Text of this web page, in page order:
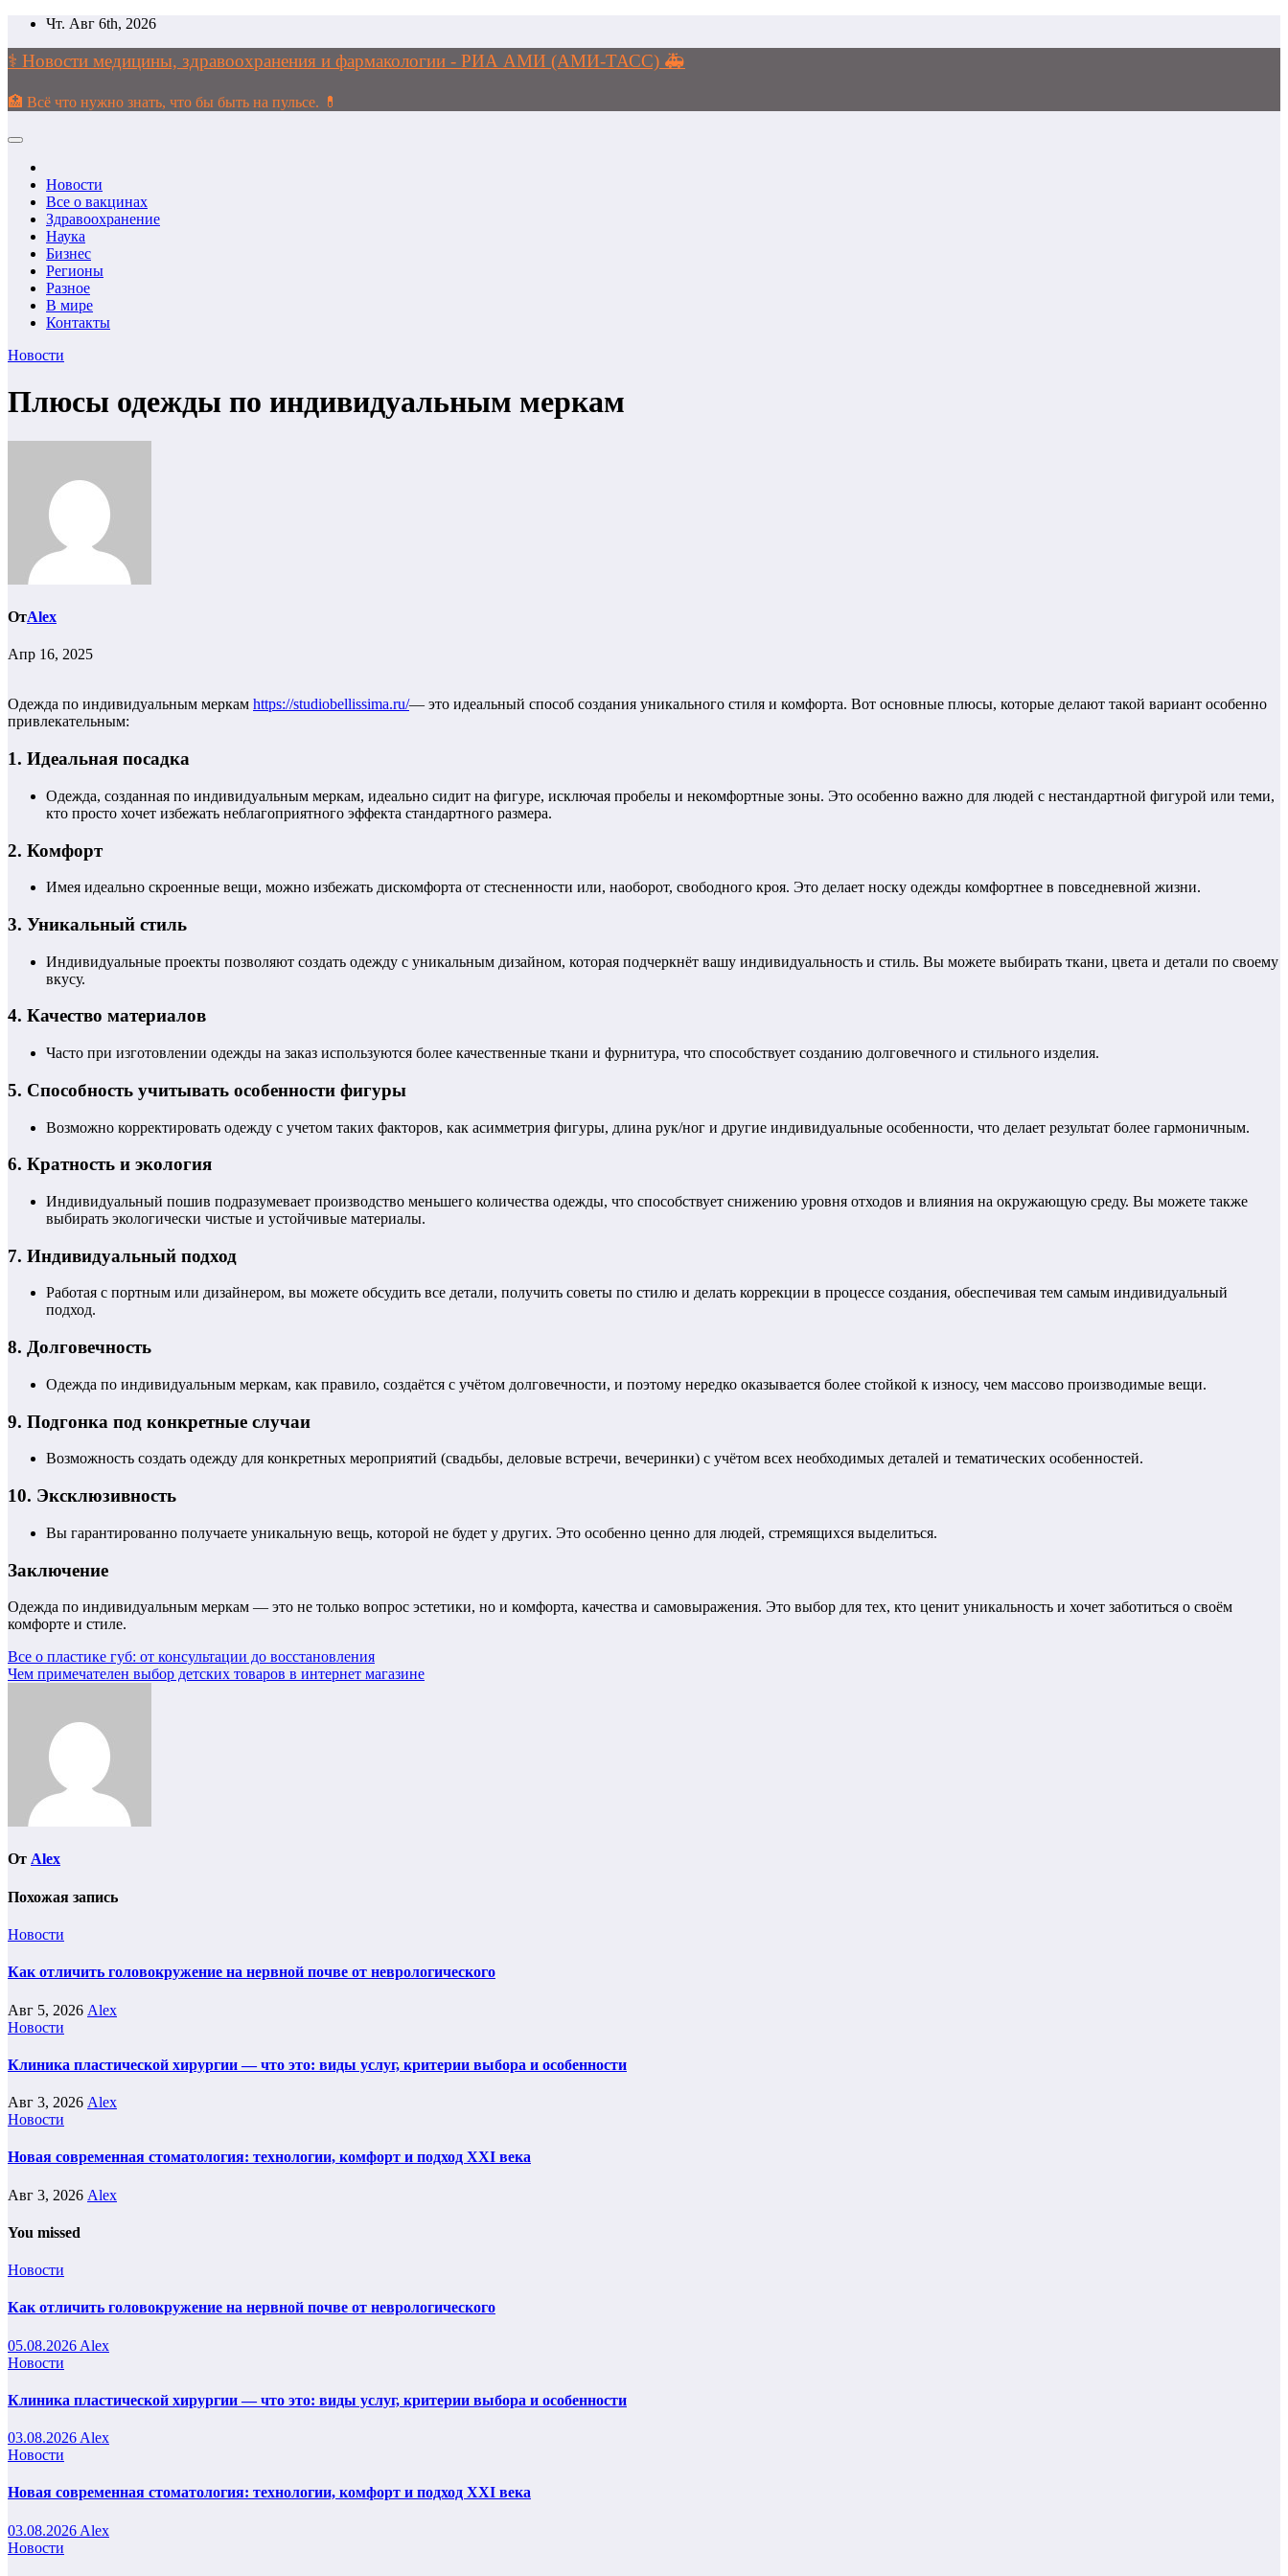
Перейти
содержимому
Чт. Авг 6th, 2026
⚕️ Новости медицины, здравоохранения и фармакологии - РИА АМИ (АМИ-ТАСС) 🚑
🏥 Всё что нужно знать, что бы быть на пульсе. 💊
Новости
Все о вакцинах
Здравоохранение
Наука
Бизнес
Регионы
Разное
В мире
Контакты
Новости
Плюсы одежды по индивидуальным меркам
ОтAlex
Апр 16, 2025
Одежда по индивидуальным меркам https://studiobellissima.ru/— это идеальный способ создания уникального стиля и комфорта. Вот основные плюсы, которые делают такой вариант особенно
привлекательным:
1. Идеальная посадка
Одежда, созданная по индивидуальным меркам, идеально сидит на фигуре, исключая пробелы и некомфортные зоны. Это особенно важно для людей с нестандартной фигурой или теми,
кто просто хочет избежать неблагоприятного эффекта стандартного размера.
2. Комфорт
Имея идеально скроенные вещи, можно избежать дискомфорта от стесненности или, наоборот, свободного кроя. Это делает носку одежды комфортнее в повседневной жизни.
3. Уникальный стиль
Индивидуальные проекты позволяют создать одежду с уникальным дизайном, которая подчеркнёт вашу индивидуальность и стиль. Вы можете выбирать ткани, цвета и детали по своему
вкусу.
4. Качество материалов
Часто при изготовлении одежды на заказ используются более качественные ткани и фурнитура, что способствует созданию долговечного и стильного изделия.
5. Способность учитывать особенности фигуры
Возможно корректировать одежду с учетом таких факторов, как асимметрия фигуры, длина рук/ног и другие индивидуальные особенности, что делает результат более гармоничным.
6. Кратность и экология
Индивидуальный пошив подразумевает производство меньшего количества одежды, что способствует снижению уровня отходов и влияния на окружающую среду. Вы можете также
выбирать экологически чистые и устойчивые материалы.
7. Индивидуальный подход
Работая с портным или дизайнером, вы можете обсудить все детали, получить советы по стилю и делать коррекции в процессе создания, обеспечивая тем самым индивидуальный
подход.
8. Долговечность
Одежда по индивидуальным меркам, как правило, создаётся с учётом долговечности, и поэтому нередко оказывается более стойкой к износу, чем массово производимые вещи.
9. Подгонка под конкретные случаи
Возможность создать одежду для конкретных мероприятий (свадьбы, деловые встречи, вечеринки) с учётом всех необходимых деталей и тематических особенностей.
10. Эксклюзивность
Вы гарантированно получаете уникальную вещь, которой не будет у других. Это особенно ценно для людей, стремящихся выделиться.
Заключение
Одежда по индивидуальным меркам — это не только вопрос эстетики, но и комфорта, качества и самовыражения. Это выбор для тех, кто ценит уникальность и хочет заботиться о своём
комфорте и стиле.
Навигация
по
Все о пластике губ: от консультации до восстановления
Чем примечателен выбор детских товаров в интернет магазине
От Alex
Похожая запись
Новости
Как отличить головокружение на нервной почве от неврологического
Авг 5, 2026 Alex
Новости
Клиника пластической хирургии — что это: виды услуг, критерии выбора и особенности
Авг 3, 2026 Alex
Новости
Новая современная стоматология: технологии, комфорт и подход XXI века
Авг 3, 2026 Alex
You missed
Новости
Как отличить головокружение на нервной почве от неврологического
05.08.2026 Alex
Новости
Клиника пластической хирургии — что это: виды услуг, критерии выбора и особенности
03.08.2026 Alex
Новости
Новая современная стоматология: технологии, комфорт и подход XXI века
03.08.2026 Alex
Новости